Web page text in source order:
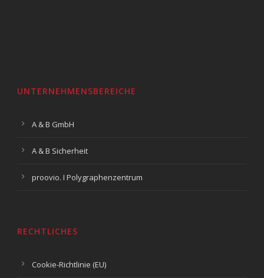
UNTERNEHMENSBEREICHE
A & B GmbH
A & B Sicherheit
proovio. I Polygraphenzentrum
RECHTLICHES
Cookie-Richtlinie (EU)